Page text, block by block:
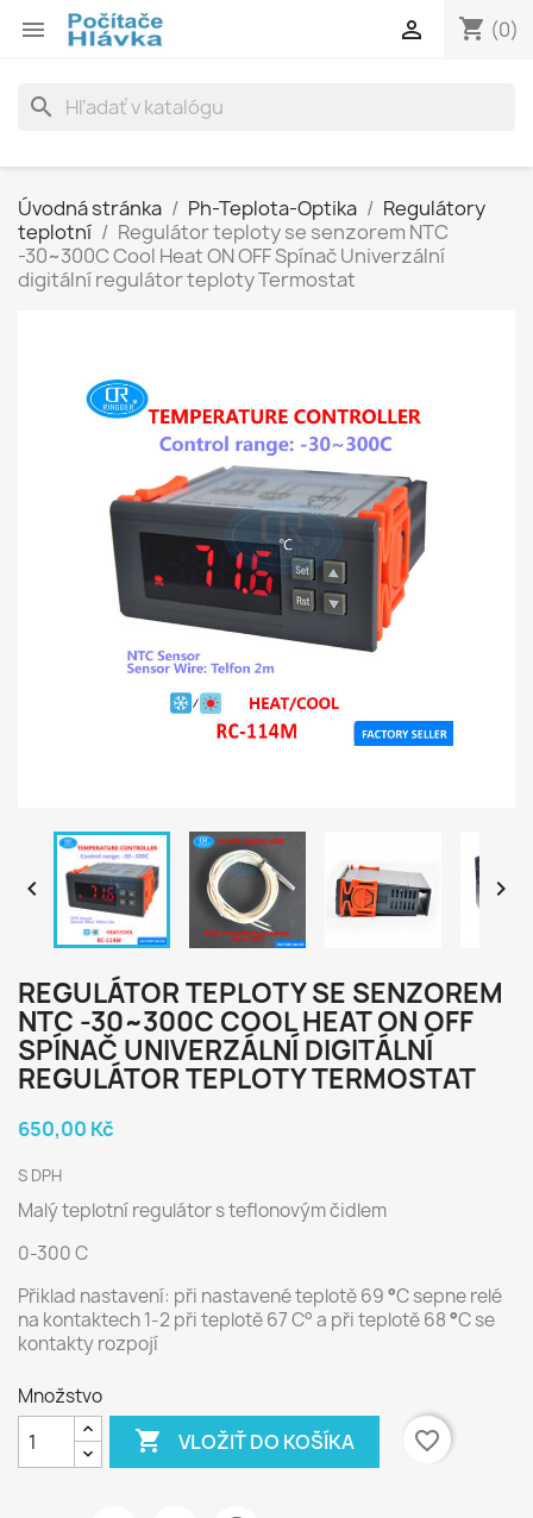
 shopping_cart (0)

search
Úvodná stránka Ph-Teplota-Optika
Regulátory
teplotní
Regulátor teploty se senzorem NTC
-30~300C Cool Heat ON OFF Spínač Univerzální
digitální regulátor teploty Termostat
 
REGULÁTOR TEPLOTY SE SENZOREM
NTC -30~300C COOL HEAT ON OFF
SPÍNAČ UNIVERZÁLNÍ DIGITÁLNÍ
REGULÁTOR TEPLOTY TERMOSTAT
650,00 Kč
S DPH
Malý teplotní regulátor s teflonovým čidlem
0-300 C
Přiklad nastavení: při nastavené teplotě 69°C sepne relé
na kontaktech 1-2 při teplotě 67 C° a přiteplotě 68°Cse
kontakty rozpojí
Množstvo
 VLOŽIŤ DO KOŠÍKA favorite_border